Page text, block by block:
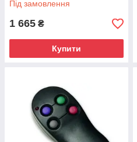
Під замовлення
1 665 ₴
Купити